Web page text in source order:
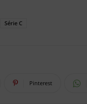
Série C
Pinterest